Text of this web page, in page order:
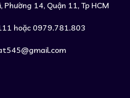
14, Quận 11, Tp HCM
hoặc 0979.781.803